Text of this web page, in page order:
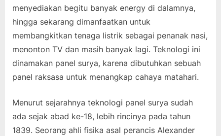
menyediakan begitu banyak energy di dalamnya,
hingga sekarang dimanfaatkan untuk
membangkitkan tenaga listrik sebagai penanak nasi,
menonton TV dan masih banyak lagi. Teknologi ini
dinamakan panel surya, karena dibutuhkan sebuah
panel raksasa untuk menangkap cahaya matahari.
Menurut sejarahnya teknologi panel surya sudah
ada sejak abad ke-18, lebih rincinya pada tahun
1839. Seorang ahli fisika asal perancis Alexander